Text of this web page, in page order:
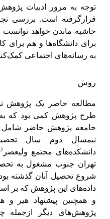
توجه به مرور ادبیات
قرارگرفته است. بررسی
حاشیه ماندن خواهد توانست
برای دانشگاه‌ها و هم برای
به رسانه‌های اجتماعی
روش
مطالعه حاضر یک پژوهش
طرح پژوهش کمی بود که
دانشکده‌های مجتمع ولیعصر
تهران جنوب مشغول به
شروع تحصیل آنان گذشته
داده‌های این پژوهش که بر
و همچنین پیشنهاد هیر
و
پژوهش‌های دیگر ازجمله